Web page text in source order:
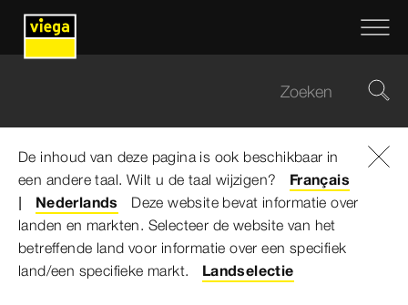
De inhoud van deze pagina is ook beschikbaar in
een andere taal. Wilt u de taal wijzigen?
Français
Nederlands
Deze website bevat informatie over
landen en markten. Selecteer de website van het
betreffende land voor informatie over een specifiek
land/een specifieke markt.
Landselectie
Viega Belgium ... Multiplex Trio F-Afvoer/overloop
Multiplex Trio F-
Afvoer/overloop